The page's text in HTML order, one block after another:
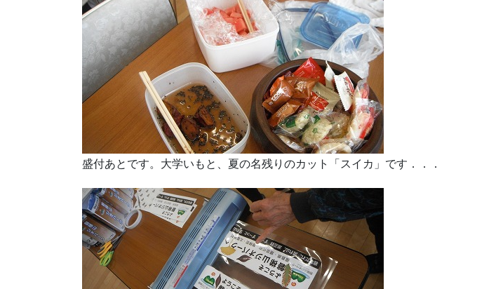
盛付あとです。大学いもと、夏の名残りのカット「スイカ」です．．．